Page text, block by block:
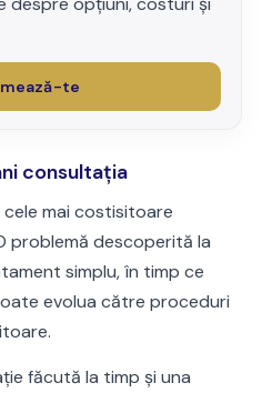
te
consultația
mai costisitoare
problemă descoperită la
simplu, în timp ce
evolua către proceduri
făcută la timp și una